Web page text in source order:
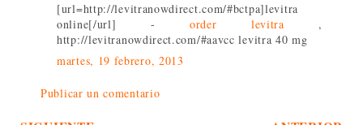
[url=http://levitranowdirect.com/#bctpa]levitra
online[/url] - order levitra ,
http://levitranowdirect.com/#aavcc levitra 40 mg
martes, 19 febrero, 2013
Publicar un comentario